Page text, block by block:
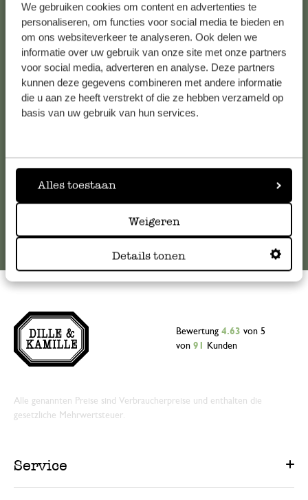
We gebruiken cookies om content en advertenties te
personaliseren, om functies voor social media te bieden en
om ons websiteverkeer te analyseren. Ook delen we
informatie over uw gebruik van onze site met onze partners
voor social media, adverteren en analyse. Deze partners
kunnen deze gegevens combineren met andere informatie
die u aan ze heeft verstrekt of die ze hebben verzameld op
basis van uw gebruik van hun services.
Alles toestaan
Weigeren
Details tonen
Kundenservice/Hilfe
Falls Sie Fragen haben oder Tipps und Hilfe brauchen, wenden
Sie sich bitte an unseren Kundenservice. Oder lesen Sie hier
die Antworten aufhäufig gestellte Fragen
kundenservice@dille-kamille.at
Bewertung 4.63 von 5
von 91 Kunden
Alle genannten Preise sind Verbraucherpreise und enthalten die
gesetzliche Mehrwertsteuer.
Service